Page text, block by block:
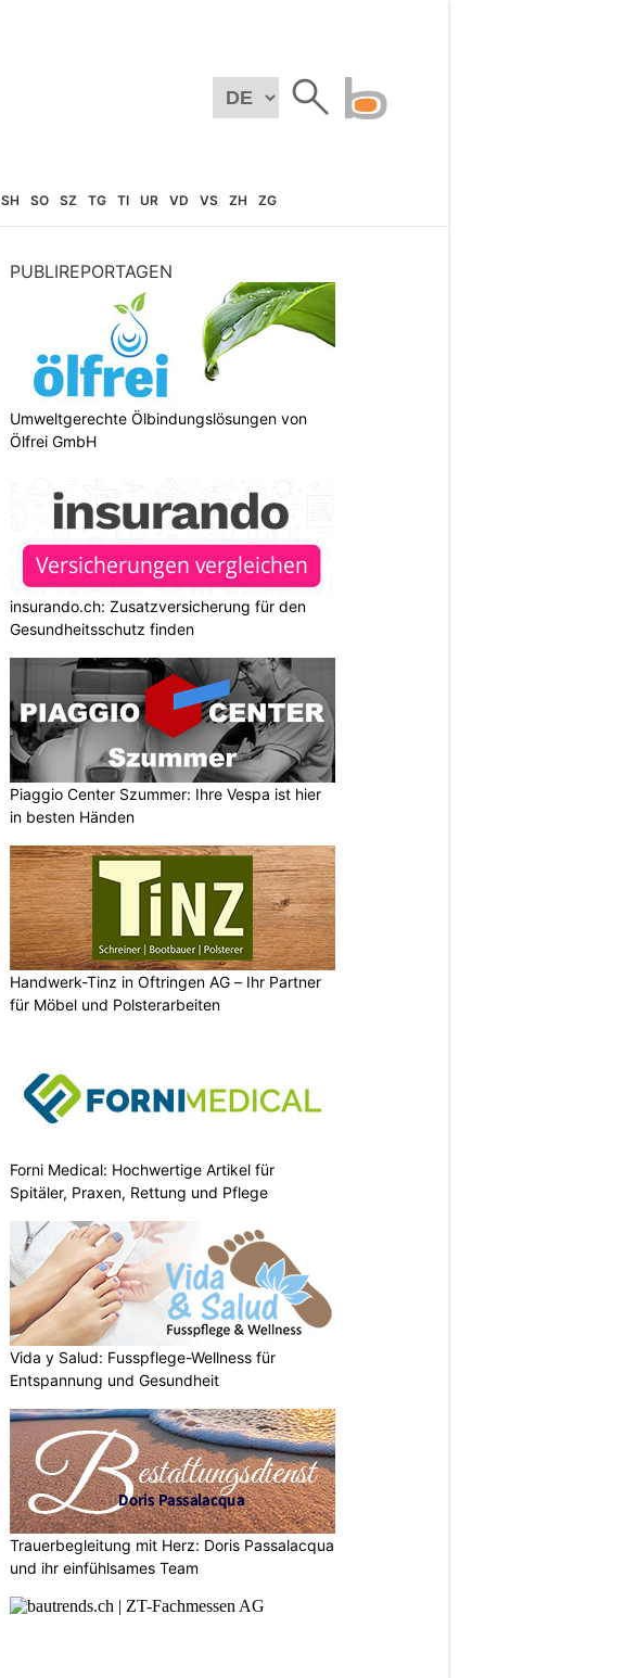
SH SO SZ TG TI UR VD VS ZH ZG
PUBLIREPORTAGEN
Umweltgerechte Ölbindungslösungen von
Ölfrei GmbH
insurando.ch: Zusatzversicherung für den
Gesundheitsschutz finden
Piaggio Center Szummer: Ihre Vespa ist hier
in besten Händen
Handwerk-Tinz in Oftringen AG – Ihr Partner
für Möbel und Polsterarbeiten
Forni Medical: Hochwertige Artikel für
Spitäler, Praxen, Rettung und Pflege
Vida y Salud: Fusspflege-Wellness für
Entspannung und Gesundheit
Trauerbegleitung mit Herz: Doris Passalacqua
und ihr einfühlsames Team